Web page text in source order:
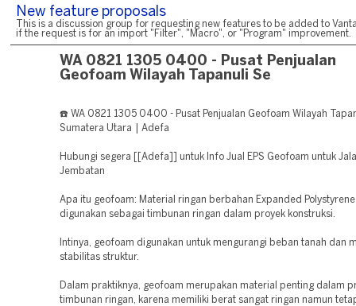
New feature proposals
This is a discussion group for requesting new features to be added to
if the request is for an import "Filter", "Macro", or "Program" improvement.
WA 0821 1305 0400 - Pusat Penjualan
Geofoam Wilayah Tapanuli Se
☎️ WA 0821 1305 0400 - Pusat Penjualan Geofoam Wilayah
Sumatera Utara | Adefa
Hubungi segera [[Adefa]] untuk Info Jual EPS Geofoam untuk
Jembatan
Apa itu geofoam: Material ringan berbahan Expanded Polystyrene
digunakan sebagai timbunan ringan dalam proyek konstruksi.
Intinya, geofoam digunakan untuk mengurangi beban tanah dan
stabilitas struktur.
Dalam praktiknya, geofoam merupakan material penting dalam
timbunan ringan, karena memiliki berat sangat ringan namun